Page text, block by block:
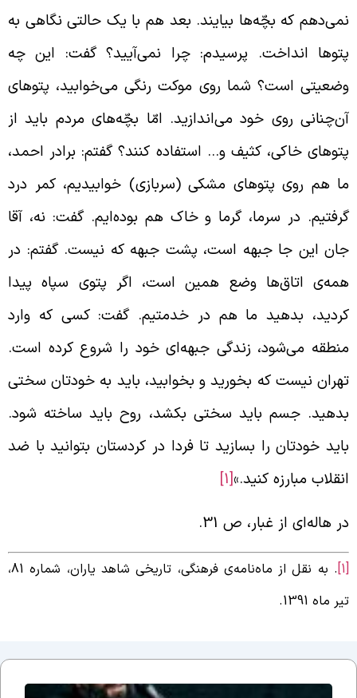
که بچّه‌ها بیایند. بعد هم با یک حالتی نگاهی به
انداخت. پرسیدم: چرا نمی‌آیید؟ گفت: این چه
است؟ شما روی موکت رنگی می‌خوابید، پتوهای
روی خود می‌اندازید. امّا بچّه‌های مردم باید از
خاکی، کثیف و… استفاده کنند؟ گفتم: برادر احمد،
هم روی پتوهای مشکی (سربازی) خوابیدیم، کمر درد
در سرما، گرما و خاک هم بوده‌ایم. گفت: نه، آقا
این جا جبهه است، پشت جبهه که نیست. گفتم: در
اتاق‌ها وضع همین است، اگر پتوی سپاه پیدا
بدهید ما هم در خدمتیم. گفت: کسی که وارد
می‌شود، زندگی جبهه‌ای خود را شروع کرده است.
نیست که بخورید و بخوابید، باید به خودتان سختی
جسم باید سختی بکشد، روح باید ساخته شود.
خودتان را بسازید تا فردا در کردستان بتوانید با ضد
مبارزه کنید.»[1]
هاله‌ای از غبار، ص 31.
. به نقل از ماه‌نامه‌ی فرهنگی، تاریخی شاهد یاران، شماره 81،
ماه 1391.
جلسه